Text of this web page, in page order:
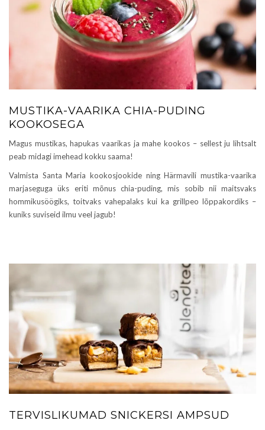
MUSTIKA-VAARIKA CHIA-PUDING
KOOKOSEGA
Magus mustikas, hapukas vaarikas ja mahe kookos – sellest ju lihtsalt
peab midagi imehead kokku saama!
Valmista Santa Maria kookosjookide ning Härmavili mustika-vaarika
marjaseguga üks eriti mõnus chia-puding, mis sobib nii maitsvaks
hommikusöögiks, toitvaks vahepalaks kui ka grillpeo lõppakordiks –
kuniks suviseid ilmu veel jagub!
TERVISLIKUMAD SNICKERSI AMPSUD